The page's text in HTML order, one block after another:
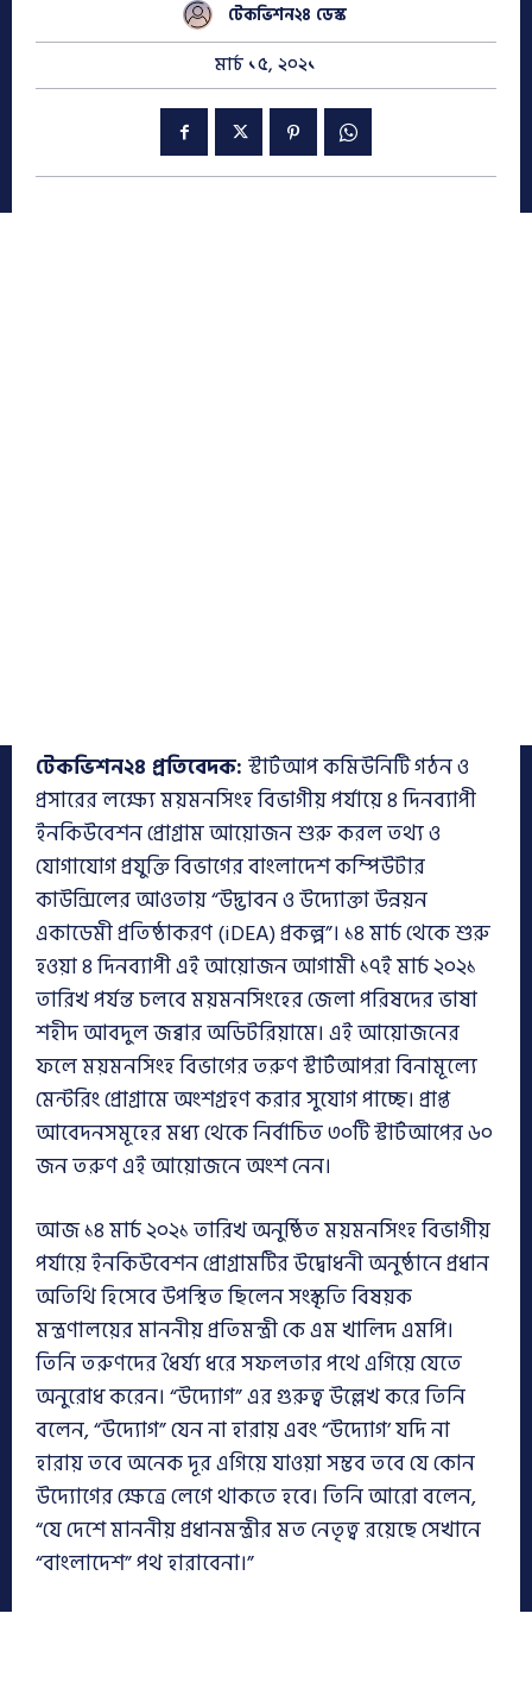
টেকভিশন২৪ ডেস্ক
মার্চ ১৫, ২০২১
টেকভিশন২৪ প্রতিবেদক: স্টার্টআপ কমিউনিটি গঠন ও
প্রসারের লক্ষ্যে ময়মনসিংহ বিভাগীয় পর্যায়ে ৪ দিনব্যাপী
ইনকিউবেশন প্রোগ্রাম আয়োজন শুরু করল তথ্য ও
যোগাযোগ প্রযুক্তি বিভাগের বাংলাদেশ কম্পিউটার
কাউন্সিলের আওতায় “উদ্ভাবন ও উদ্যোক্তা উন্নয়ন
একাডেমী প্রতিষ্ঠাকরণ (iDEA) প্রকল্প”। ১৪ মার্চ থেকে শুরু
হওয়া ৪ দিনব্যাপী এই আয়োজন আগামী ১৭ই মার্চ ২০২১
তারিখ পর্যন্ত চলবে ময়মনসিংহের জেলা পরিষদের ভাষা
শহীদ আবদুল জব্বার অডিটরিয়ামে। এই আয়োজনের
ফলে ময়মনসিংহ বিভাগের তরুণ স্টার্টআপরা বিনামূল্যে
মেন্টরিং প্রোগ্রামে অংশগ্রহণ করার সুযোগ পাচ্ছে। প্রাপ্ত
আবেদনসমূহের মধ্য থেকে নির্বাচিত ৩০টি স্টার্টআপের ৬০
জন তরুণ এই আয়োজনে অংশ নেন।
আজ ১৪ মার্চ ২০২১ তারিখ অনুষ্ঠিত ময়মনসিংহ বিভাগীয়
পর্যায়ে ইনকিউবেশন প্রোগ্রামটির উদ্বোধনী অনুষ্ঠানে প্রধান
অতিথি হিসেবে উপস্থিত ছিলেন সংস্কৃতি বিষয়ক
মন্ত্রণালয়ের মাননীয় প্রতিমন্ত্রী কে এম খালিদ এমপি।
তিনি তরুণদের ধৈর্য্য ধরে সফলতার পথে এগিয়ে যেতে
অনুরোধ করেন। “উদ্যোগ” এর গুরুত্ব উল্লেখ করে তিনি
বলেন, “উদ্যোগ” যেন না হারায় এবং “উদ্যোগ’ যদি না
হারায় তবে অনেক দূর এগিয়ে যাওয়া সম্ভব তবে যে কোন
উদ্যোগের ক্ষেত্রে লেগে থাকতে হবে। তিনি আরো বলেন,
“যে দেশে মাননীয় প্রধানমন্ত্রীর মত নেতৃত্ব রয়েছে সেখানে
“বাংলাদেশ” পথ হারাবেনা।”